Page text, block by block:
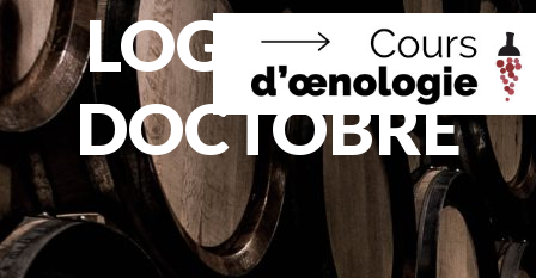
LOGOS JUS
DOCTOBRE